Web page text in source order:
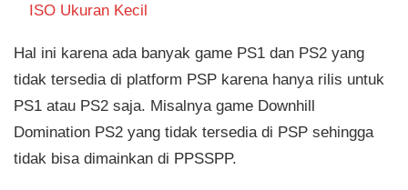
ISO Ukuran Kecil
Hal ini karena ada banyak game PS1 dan PS2 yang
tidak tersedia di platform PSP karena hanya rilis untuk
PS1 atau PS2 saja. Misalnya game Downhill
Domination PS2 yang tidak tersedia di PSP sehingga
tidak bisa dimainkan di PPSSPP.